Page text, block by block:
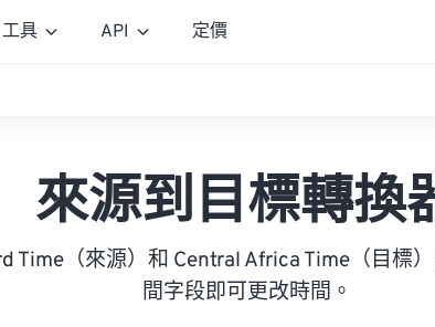
工具 API 定價
來源到目標轉換
Time（來源）和 Central Africa Time（目標
間字段即可更改時間。